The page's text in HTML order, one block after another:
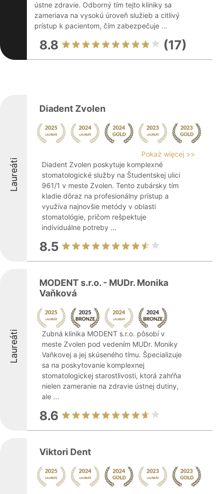
ústne zdravie. Odborný tím tejto kliniky sa
zameriava na vysokú úroveň služieb a citlivý
prístup k pacientom, čím zabezpečuje ...
8.8 (17)
Laureáti
Diadent Zvolen
Pokaż więcej >>
Diadent Zvolen poskytuje komplexné
stomatologické služby na Študentskej ulici
961/1 v meste Zvolen. Tento zubársky tím
kladie dôraz na profesionálny prístup a
využíva najnovšie metódy v oblasti
stomatológie, pričom rešpektuje
individuálne potreby ...
8.5
Laureáti
MODENT s.r.o. - MUDr. Monika
Vaňková
Zubná klinika MODENT s.r.o. pôsobí v
meste Zvolen pod vedením MUDr. Moniky
Vaňkovej a jej skúseného tímu. Špecializuje
sa na poskytovanie komplexnej
stomatologickej starostlivosti, ktorá zahŕňa
nielen zameranie na zdravie ústnej dutiny,
ale ...
8.6
Viktori Dent